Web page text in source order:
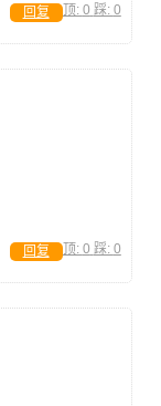
顶: 0 踩: 0
回复
顶: 0 踩: 0
回复